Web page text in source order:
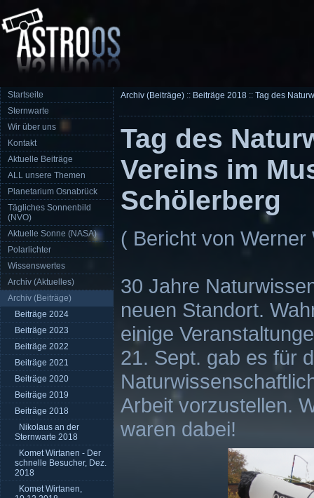
Startseite
Sternwarte
Wir über uns
Kontakt
Aktuelle Beiträge
ALL unsere Themen
Planetarium Osnabrück
Tägliches Sonnenbild
(NVO)
Aktuelle Sonne (NASA)
Polarlichter
Wissenswertes
Archiv (Aktuelles)
Archiv (Beiträge)
Beiträge 2024
Beiträge 2023
Beiträge 2022
Beiträge 2021
Beiträge 2020
Beiträge 2019
Beiträge 2018
Nikolaus an der
Sternwarte 2018
Komet Wirtanen - Der
schnelle Besucher, Dez.
2018
Komet Wirtanen,
Archiv (Beiträge) :: Beiträge 2018 :: Tag des
Tag des
Vereins im
Schölerberg
( Bericht von
30 Jahre
neuen Standort.
einige
21. Sept. gab es für
Arbeit vorzustellen.
waren dabei!